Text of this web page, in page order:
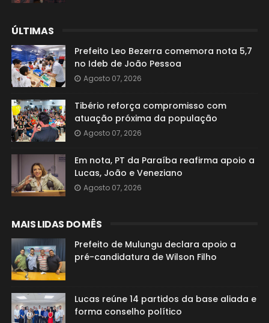
ÚLTIMAS
Prefeito Leo Bezerra comemora nota 5,7
no Ideb de João Pessoa
Agosto 07, 2026
Tibério reforça compromisso com
atuação próxima da população
Agosto 07, 2026
Em nota, PT da Paraíba reafirma apoio a
Lucas, João e Veneziano
Agosto 07, 2026
MAIS LIDAS DO MÊS
Prefeito de Mulungu declara apoio a
pré-candidatura de Wilson Filho
Lucas reúne 14 partidos da base aliada e
forma conselho político